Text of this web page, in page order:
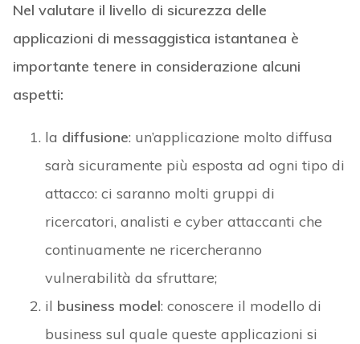
Nel valutare il livello di sicurezza delle
applicazioni di messaggistica istantanea è
importante tenere in considerazione alcuni
aspetti:
la diffusione: un’applicazione molto diffusa
sarà sicuramente più esposta ad ogni tipo di
attacco: ci saranno molti gruppi di
ricercatori, analisti e cyber attaccanti che
continuamente ne ricercheranno
vulnerabilità da sfruttare;
il business model: conoscere il modello di
business sul quale queste applicazioni si